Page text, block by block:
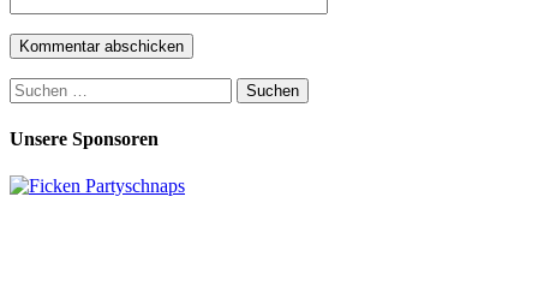
Suchen
nach:
Unsere Sponsoren